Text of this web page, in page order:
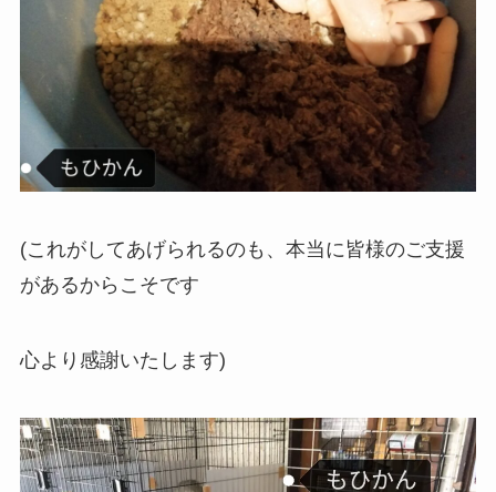
(これがしてあげられるのも、本当に皆様のご支援
があるからこそです
心より感謝いたします)